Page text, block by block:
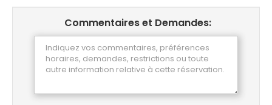
Commentaires et Demandes: